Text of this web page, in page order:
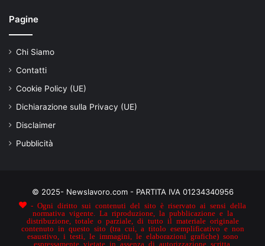
Pagine
Chi Siamo
Contatti
Cookie Policy (UE)
Dichiarazione sulla Privacy (UE)
Disclaimer
Pubblicità
© 2025- Newslavoro.com - PARTITA IVA 01234340956
- Ogni diritto sui contenuti del sito è riservato ai sensi della
normativa vigente. La riproduzione, la pubblicazione e la
distribuzione, totale o parziale, di tutto il materiale originale
contenuto in questo sito (tra cui, a titolo esemplificativo e non
esaustivo, i testi, le immagini, le elaborazioni grafiche) sono
espressamente vietate in assenza di autorizzazione scritta.